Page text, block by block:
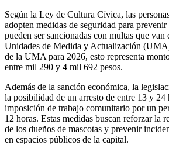
Según la Ley de Cultura Cívica, las
adopten medidas de seguridad para prevenir
pueden ser sancionadas con multas que van
Unidades de Medida y Actualización
de la UMA para 2026, esto representa
entre mil 290 y 4 mil 692 pesos.
Además de la sanción económica, la
la posibilidad de un arresto de entre 13 y 24
imposición de trabajo comunitario por un
12 horas. Estas medidas buscan reforzar la
de los dueños de mascotas y prevenir
en espacios públicos de la capital.